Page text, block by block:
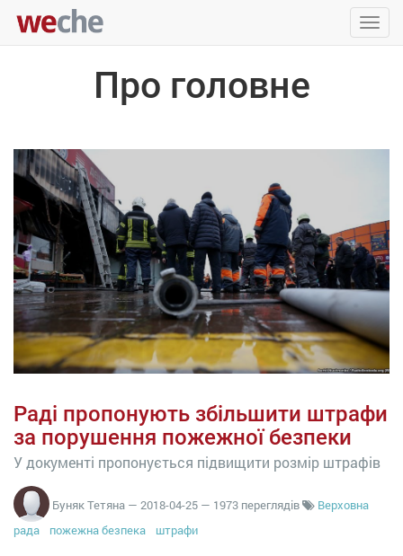
Про головне
Раді пропонують збільшити штрафи
за порушення пожежної безпеки
У документі пропонується підвищити розмір штрафів
Буняк Тетяна — 2018-04-25 — 1973 переглядів
Верховна
рада
пожежна безпека штрафи